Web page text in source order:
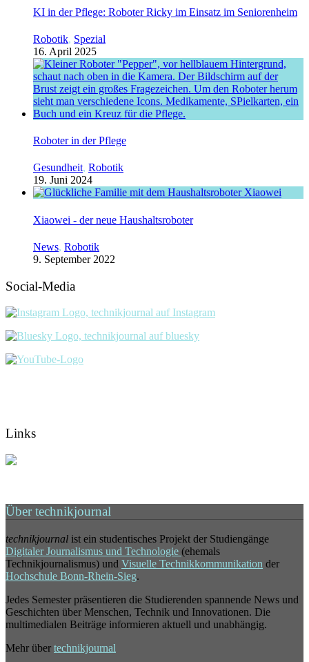
KI in der Pflege: Roboter Ricky im Einsatz im Seniorenheim
Robotik, Spezial
16. April 2025
Roboter in der Pflege
Gesundheit, Robotik
19. Juni 2024
Xiaowei - der neue Haushaltsroboter
News, Robotik
9. September 2022
Social-Media
Links
Über technikjournal
technikjournal ist ein studentisches Projekt der Studiengänge
Digitaler Journalismus und Technologie (ehemals
Technikjournalismus) und Visuelle Technikkommunikation der
Hochschule Bonn-Rhein-Sieg.
Jedes Semester präsentieren die Studierenden spannende News und
Geschichten über Menschen, Technik und Innovationen. Die
multimedialen Beiträge informieren aktuell und unabhängig.
Mehr über technikjournal